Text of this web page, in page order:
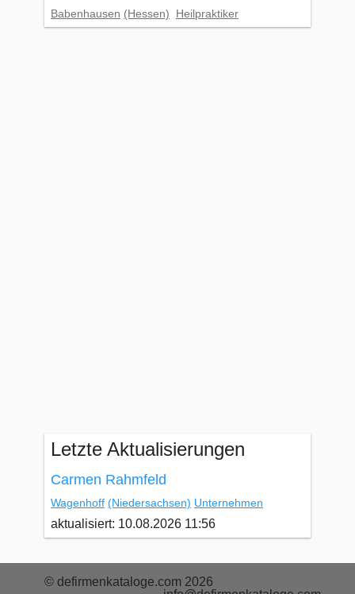
Babenhausen (Hessen) Heilpraktiker
Letzte Aktualisierungen
Carmen Rahmfeld
Wagenhoff (Niedersachsen) Unternehmen
aktualisiert: 10.08.2026 11:56
© defirmenkataloge.com 2026